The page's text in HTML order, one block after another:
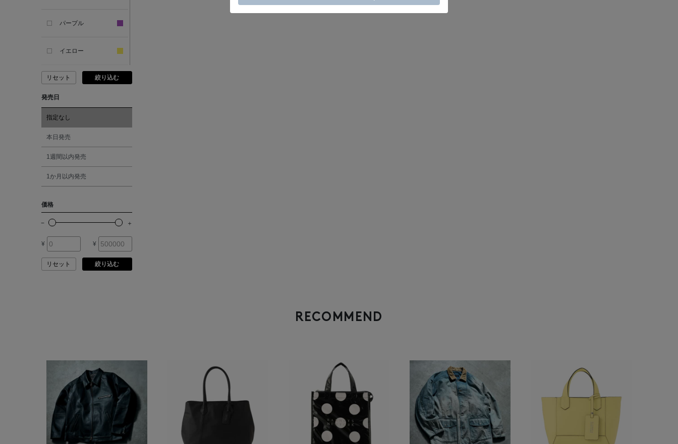
SANDAL
ANDERSONS
ANTIPAST
ANYA HINDMARCH
ARCS LONDON
ARIANNA
ASAUCE MELER
ATELIER AMBOISE
ATTO VANNUCCI
FIRENZE
AURALEE
パープル
イエロー
ピンク
レッド
オレンジ
シルバー
リセット 絞り込む
発売日
指定なし
本日発売
1週間以内発売
1か月以内発売
価格
¥ ¥
リセット 絞り込む
RECOMMEND